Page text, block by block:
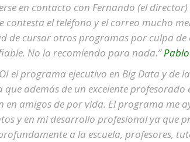
en contacto con Fernando (el
contesta el teléfono y el correo mucho
de cursar otros programas por culpa de
No la recomiendo para nada.”
el programa ejecutivo en Big Data y de
que además de un excelente
en amigos de por vida. El programa me
y en mi desarrollo profesional ya que
a la escuela, profesores,